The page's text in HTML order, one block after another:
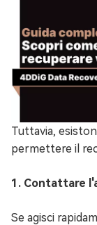
Tuttavia,
permettere il
1. Contattare
Se agisci